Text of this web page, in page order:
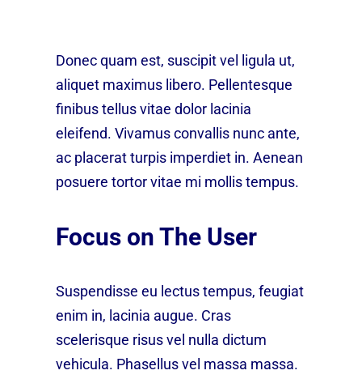
Donec quam est, suscipit vel ligula ut,
aliquet maximus libero. Pellentesque
finibus tellus vitae dolor lacinia
eleifend. Vivamus convallis nunc ante,
ac placerat turpis imperdiet in. Aenean
posuere tortor vitae mi mollis tempus.
Focus on The User
Suspendisse eu lectus tempus, feugiat
enim in, lacinia augue. Cras
scelerisque risus vel nulla dictum
vehicula. Phasellus vel massa massa.